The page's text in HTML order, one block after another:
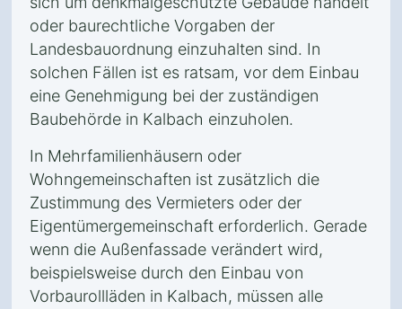
oder baurechtliche Vorgaben der
Landesbauordnung einzuhalten sind. In
solchen Fällen ist es ratsam, vor dem Einbau
eine Genehmigung bei der zuständigen
Baubehörde in Kalbach einzuholen.
In Mehrfamilienhäusern oder
Wohngemeinschaften ist zusätzlich die
Zustimmung des Vermieters oder der
Eigentümergemeinschaft erforderlich. Gerade
wenn die Außenfassade verändert wird,
beispielsweise durch den Einbau von
Vorbaurollläden in Kalbach, müssen alle